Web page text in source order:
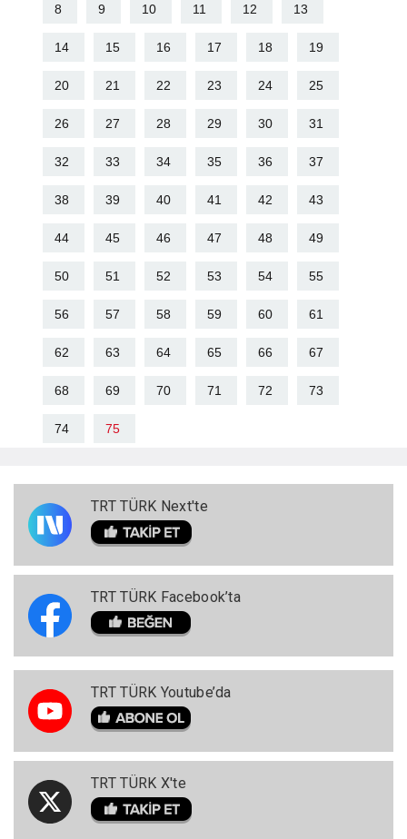
8 9 10 11 12 13
14 15 16 17 18 19
20 21 22 23 24 25
26 27 28 29 30 31
32 33 34 35 36 37
38 39 40 41 42 43
44 45 46 47 48 49
50 51 52 53 54 55
56 57 58 59 60 61
62 63 64 65 66 67
68 69 70 71 72 73
74 75
TRT TÜRK Next'te
TRT TÜRK Facebook’ta
TRT TÜRK Youtube’da
TRT TÜRK X'te